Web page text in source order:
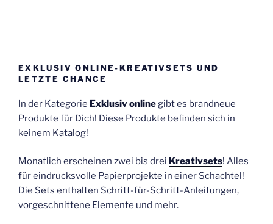
EXKLUSIV ONLINE-KREATIVSETS UND
LETZTE CHANCE
In der Kategorie Exklusiv online gibt es brandneue
Produkte für Dich! Diese Produkte befinden sich in
keinem Katalog!
Monatlich erscheinen zwei bis drei Kreativsets! Alles
für eindrucksvolle Papierprojekte in einer Schachtel!
Die Sets enthalten Schritt-für-Schritt-Anleitungen,
vorgeschnittene Elemente und mehr.